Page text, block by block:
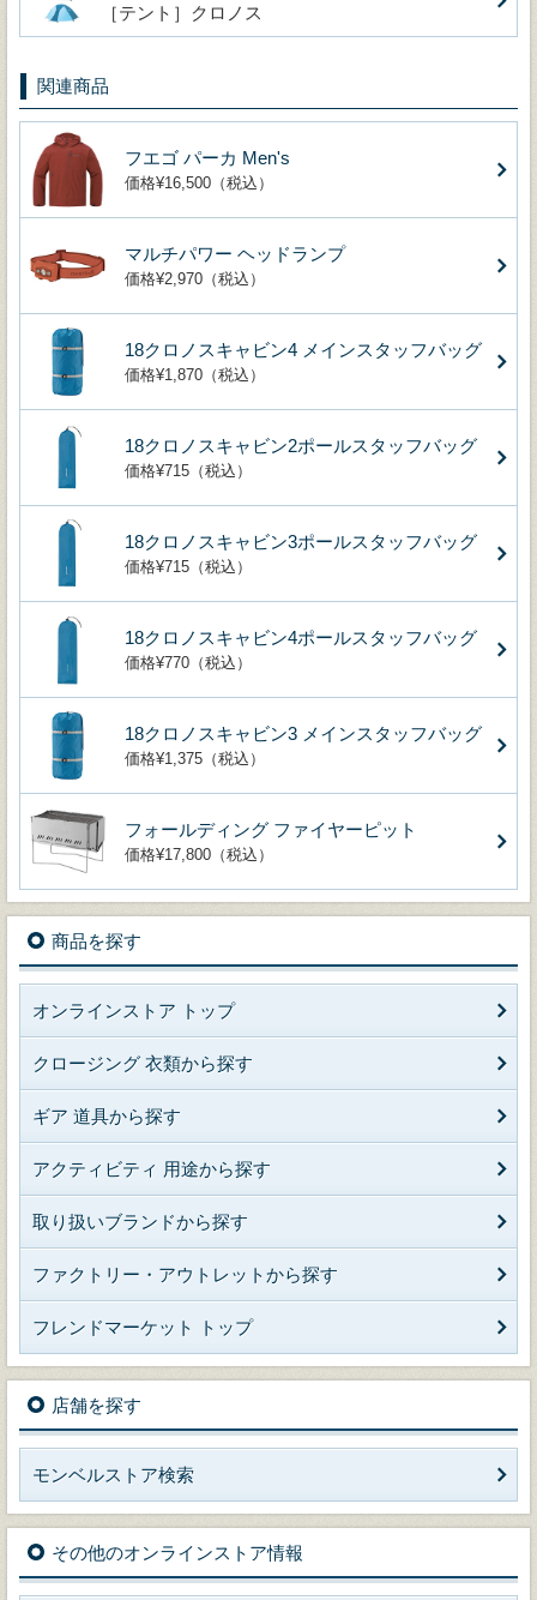
［テント］クロノス
関連商品
フエゴ パーカ Men's
価格¥16,500（税込）
マルチパワー ヘッドランプ
価格¥2,970（税込）
18クロノスキャビン4 メインスタッフバッグ
価格¥1,870（税込）
18クロノスキャビン2ポールスタッフバッグ
価格¥715（税込）
18クロノスキャビン3ポールスタッフバッグ
価格¥715（税込）
18クロノスキャビン4ポールスタッフバッグ
価格¥770（税込）
18クロノスキャビン3 メインスタッフバッグ
価格¥1,375（税込）
フォールディング ファイヤーピット
価格¥17,800（税込）
商品を探す
オンラインストア トップ
クロージング 衣類から探す
ギア 道具から探す
アクティビティ 用途から探す
取り扱いブランドから探す
ファクトリー・アウトレットから探す
フレンドマーケット トップ
店舗を探す
モンベルストア検索
その他のオンラインストア情報